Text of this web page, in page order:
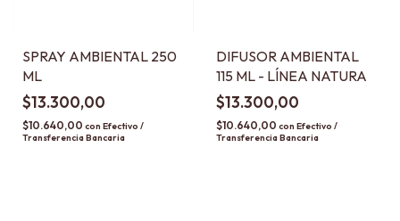
SPRAY AMBIENTAL 250
ML
$13.300,00
$10.640,00 con Efectivo /
Transferencia Bancaria
DIFUSOR AMBIENTAL
115 ML - LÍNEA NATURA
$13.300,00
$10.640,00 con Efectivo /
Transferencia Bancaria